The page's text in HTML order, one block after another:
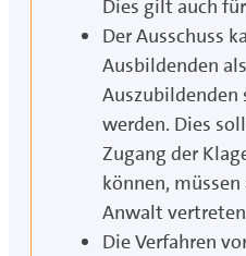
Dies gilt auch
Der Ausschuss
Ausbildenden
werden. Dies
Zugang der
können,
Anwalt
Die Verfahren